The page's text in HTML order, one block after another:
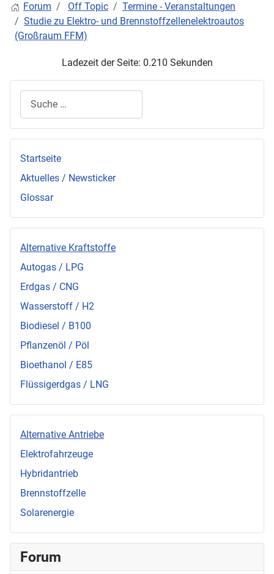
Forum
Off Topic
Termine - Veranstaltungen
Studie zu Elektro- und Brennstoffzellenelektroautos
(Großraum FFM)
Ladezeit der Seite: 0.210 Sekunden
Startseite
Aktuelles / Newsticker
Glossar
Alternative Kraftstoffe
Autogas / LPG
Erdgas / CNG
Wasserstoff / H2
Biodiesel / B100
Pflanzenöl / Pöl
Bioethanol / E85
Flüssigerdgas / LNG
Alternative Antriebe
Elektrofahrzeuge
Hybridantrieb
Brennstoffzelle
Solarenergie
Forum